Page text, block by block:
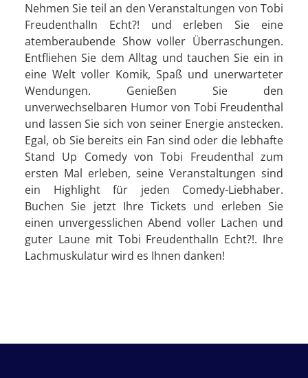
Nehmen Sie teil an den Veranstaltungen von Tobi
FreudenthalIn Echt?! und erleben Sie eine
atemberaubende Show voller Überraschungen.
Entfliehen Sie dem Alltag und tauchen Sie ein in
eine Welt voller Komik, Spaß und unerwarteter
Wendungen. Genießen Sie den
unverwechselbaren Humor von Tobi Freudenthal
und lassen Sie sich von seiner Energie anstecken.
Egal, ob Sie bereits ein Fan sind oder die lebhafte
Stand Up Comedy von Tobi Freudenthal zum
ersten Mal erleben, seine Veranstaltungen sind
ein Highlight für jeden Comedy-Liebhaber.
Buchen Sie jetzt Ihre Tickets und erleben Sie
einen unvergesslichen Abend voller Lachen und
guter Laune mit Tobi FreudenthalIn Echt?!. Ihre
Lachmuskulatur wird es Ihnen danken!